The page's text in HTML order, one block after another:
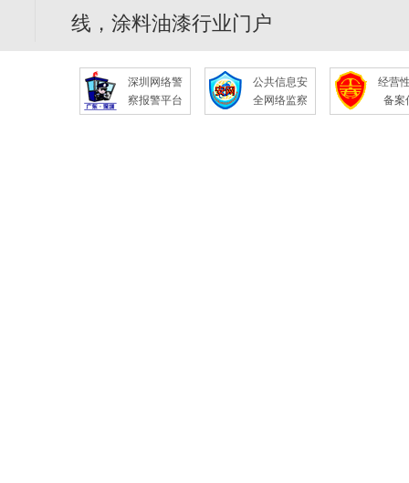
线，涂料油漆行业门户
深圳网络警
察报警平台
公共信息安
全网络监察
经营
备案